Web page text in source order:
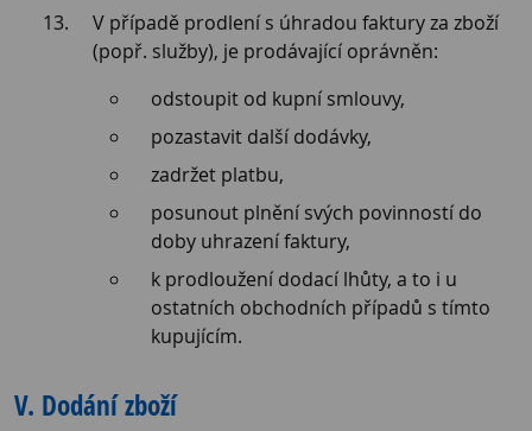
V případě prodlení s úhradou faktury za zboží
(popř. služby), je prodávající oprávněn:
odstoupit od kupní smlouvy,
pozastavit další dodávky,
zadržet platbu,
posunout plnění svých povinností do
doby uhrazení faktury,
k prodloužení dodací lhůty, a to i u
ostatních obchodních případů s tímto
kupujícím.
V. Dodání zboží